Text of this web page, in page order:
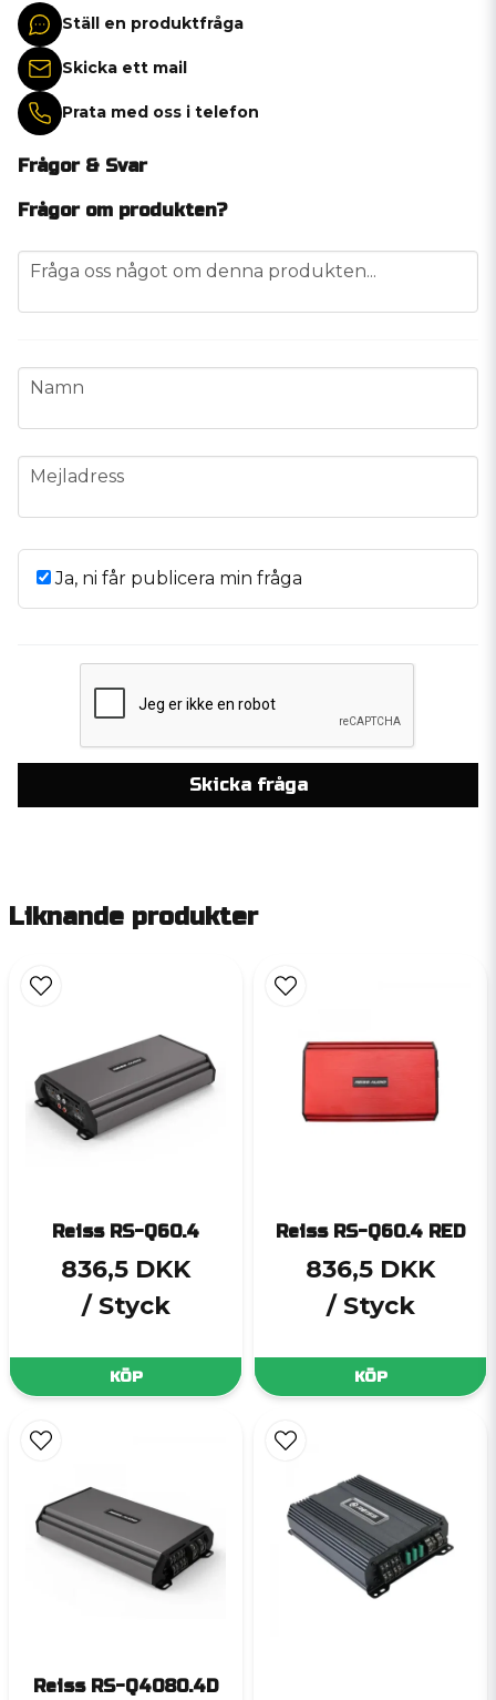
Ställ en produktfråga
Skicka ett mail
Prata med oss i telefon
Frågor & Svar
Frågor om produkten?
question
Fråga oss något om denna produkten...
name
Namn
email
Mejladress
Ja, ni får publicera min fråga
Skicka fråga
Liknande produkter
Reiss RS-Q60.4
836,5 DKK
/ Styck
KÖP
Reiss RS-Q60.4 RED
836,5 DKK
/ Styck
KÖP
Reiss RS-Q4080.4D